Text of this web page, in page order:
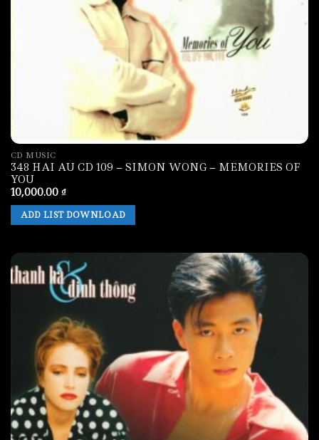
CD MUSIC
348 HAI AU CD 109 – SIMON WONG – MEMORIES OF
YOU
10,000.00 ₫
ADD LIST DOWNLOAD